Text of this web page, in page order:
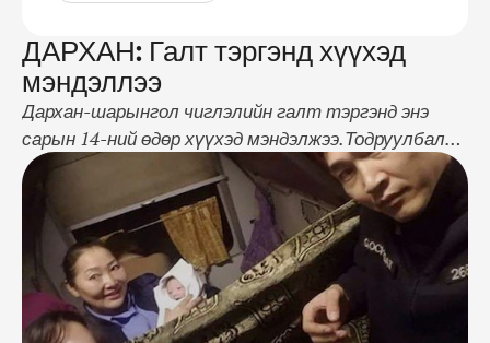
ДАРХАН: Галт тэргэнд хүүхэд
мэндэллээ
Дархан-шарынгол чиглэлийн галт тэргэнд энэ
сарын 14-ний өдөр хүүхэд мэндэлжээ.Тодруулбал
н.Мөнхцэцэг даргатай зургаадугаар цувааны
үйлчлэгч Г.Энхтуул, Ц.Гансүх нар хүүг 20:25 цагт
эсэн мэнд эх барьсан байна. Хүүгийн ээж Шарын
голоос Дархан хүрэх замдаа галт тэргэнд хүүгээ
төрүүлжээ. Эх хүүхдийг Дарханд буусан даруйд
эмнэлгийн тусламж үзүүлсэн байна. Одоогоор эх
хүүхдийн биеийн байдал сайн байгаа аж. Монголын